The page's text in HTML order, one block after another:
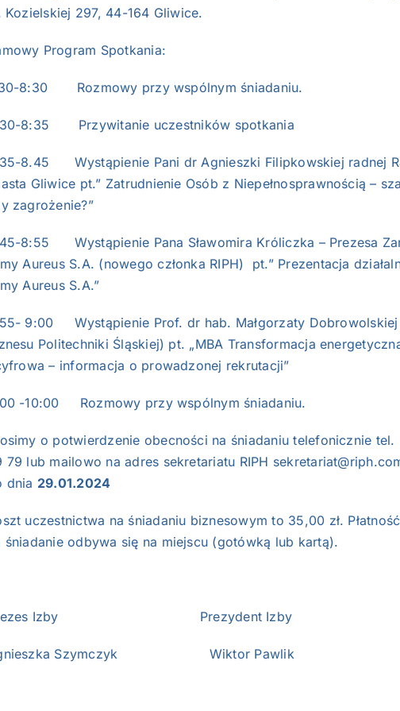
Kozielskiej 297, 44-164 Gliwice.
Program Spotkania:
8:30 Rozmowy przy wspólnym śniadaniu.
8:35 Przywitanie uczestników spotkania
8.45 Wystąpienie Pani dr Agnieszki Filipkowskiej radnej
Gliwice pt.” Zatrudnienie Osób z Niepełnosprawnością –
zagrożenie?”
8:55 Wystąpienie Pana Sławomira Króliczka – Prezesa
Aureus S.A. (nowego członka RIPH) pt.” Prezentacja
Aureus S.A.”
9:00 Wystąpienie Prof. dr hab. Małgorzaty Dobrowolskiej
Politechniki Śląskiej) pt. „MBA Transformacja
– informacja o prowadzonej rekrutacji”
-10:00 Rozmowy przy wspólnym śniadaniu.
o potwierdzenie obecności na śniadaniu telefonicznie tel.
79 lub mailowo na adres sekretariatu RIPH
dnia 29.01.2024
uczestnictwa na śniadaniu biznesowym to 35,00 zł. Płatność
śniadanie odbywa się na miejscu (gotówką lub kartą).
Izby Prezydent Izby
Szymczyk Wiktor Pawlik